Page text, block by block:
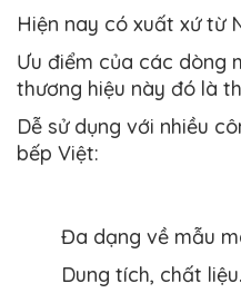
Hiện nay có xuất xứ từ
Ưu điểm của các dòng
thương hiệu này đó là
Dễ sử dụng với nhiều
bếp Việt:
Đa dạng về mẫu
Dung tích, chất liệu.